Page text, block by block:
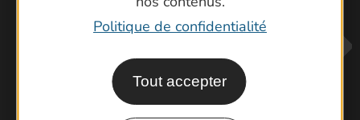
Politique de confidentialité
Tout accepter